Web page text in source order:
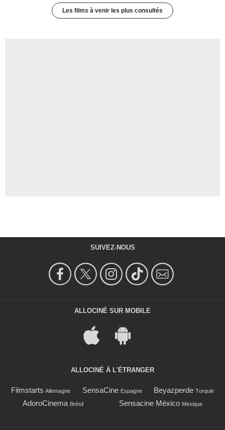
Les films à venir les plus consultés
SUIVEZ-NOUS
ALLOCINÉ SUR MOBILE
ALLOCINÉ À L'ÉTRANGER
Filmstarts Allemagne SensaCine Espagne Beyazperde Turquie
AdoroCinema Brésil Sensacine México Mexique